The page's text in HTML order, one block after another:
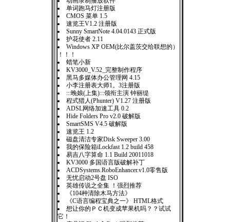
单词跑马灯注册版
CMOS 菜单 1.5
速览王V1.2 注册版
Sunny SmartNote 4.04.0143 正式版
护花使者 2.11
Windows XP OEM(比尔盖茨交给联想的）
！！！
蜡笔小新
KV3000_V.52_完整制作程序
黑马多媒体办公管理网 4.15
小李注册表大师1。3注册版
:::晚娘(上集):::领衔主演 钟丽缇
程式猎人(Phunter) V1.27 注册版
ADSL网络加速工具 0.2
Hide Folders Pro v2.0 破解版
SmartSMS V4.5 破解版
速览王 1.2
磁盘清洁专家Disk Sweeper 3.00
我的保险箱iLockfast 1.2 build 458
易吉八字算命 1.1 Build 20011018
KV3000 多国语言版破解补丁
ACDSystems.RoboEnhancer.v1.0零售版
无忧启动2号盘 ISO
英雄传说之全集 ！强烈推荐
《104种清除木马方法》
《C语言编程宝典之一》 HTML格式
想让你的ＰＣ机变成苹果机吗？？试试
它！